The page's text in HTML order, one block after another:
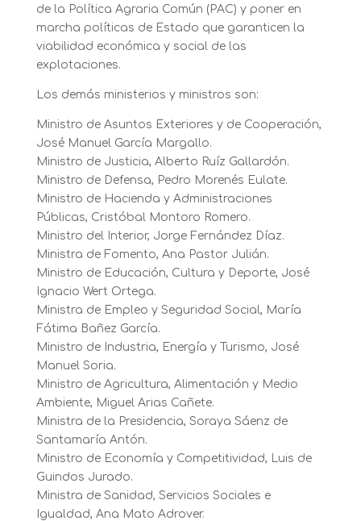
de la Política Agraria Común (PAC) y poner en
marcha políticas de Estado que garanticen la
viabilidad económica y social de las
explotaciones.
Los demás ministerios y ministros son:
Ministro de Asuntos Exteriores y de Cooperación,
José Manuel García Margallo.
Ministro de Justicia, Alberto Ruíz Gallardón.
Ministro de Defensa, Pedro Morenés Eulate.
Ministro de Hacienda y Administraciones
Públicas, Cristóbal Montoro Romero.
Ministro del Interior, Jorge Fernández Díaz.
Ministra de Fomento, Ana Pastor Julián.
Ministro de Educación, Cultura y Deporte, José
Ignacio Wert Ortega.
Ministra de Empleo y Seguridad Social, María
Fátima Bañez García.
Ministro de Industria, Energía y Turismo, José
Manuel Soria.
Ministro de Agricultura, Alimentación y Medio
Ambiente, Miguel Arias Cañete.
Ministra de la Presidencia, Soraya Sáenz de
Santamaría Antón.
Ministro de Economía y Competitividad, Luis de
Guindos Jurado.
Ministra de Sanidad, Servicios Sociales e
Igualdad, Ana Mato Adrover.